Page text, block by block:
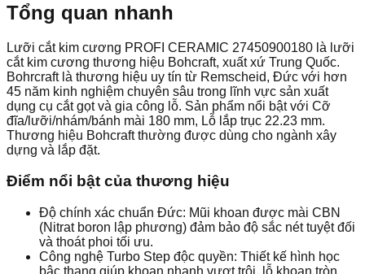
Tổng quan nhanh
Lưỡi cắt kim cương PROFI CERAMIC 27450900180 là lưỡi
cắt kim cương thương hiệu Bohcraft, xuất xứ Trung Quốc.
Bohrcraft là thương hiệu uy tín từ Remscheid, Đức với hơn
45 năm kinh nghiệm chuyên sâu trong lĩnh vực sản xuất
dụng cụ cắt gọt và gia công lỗ. Sản phẩm nổi bật với Cỡ
đĩa/lưỡi/nhám/bánh mài 180 mm, Lỗ lắp trục 22.23 mm.
Thương hiệu Bohcraft thường được dùng cho ngành xây
dựng và lắp đặt.
Điểm nổi bật của thương hiệu
Độ chính xác chuẩn Đức: Mũi khoan được mài CBN
(Nitrat boron lập phương) đảm bảo độ sắc nét tuyệt đối
và thoát phoi tối ưu.
Công nghệ Turbo Step độc quyền: Thiết kế hình học
bậc thang giúp khoan nhanh vượt trội, lỗ khoan tròn